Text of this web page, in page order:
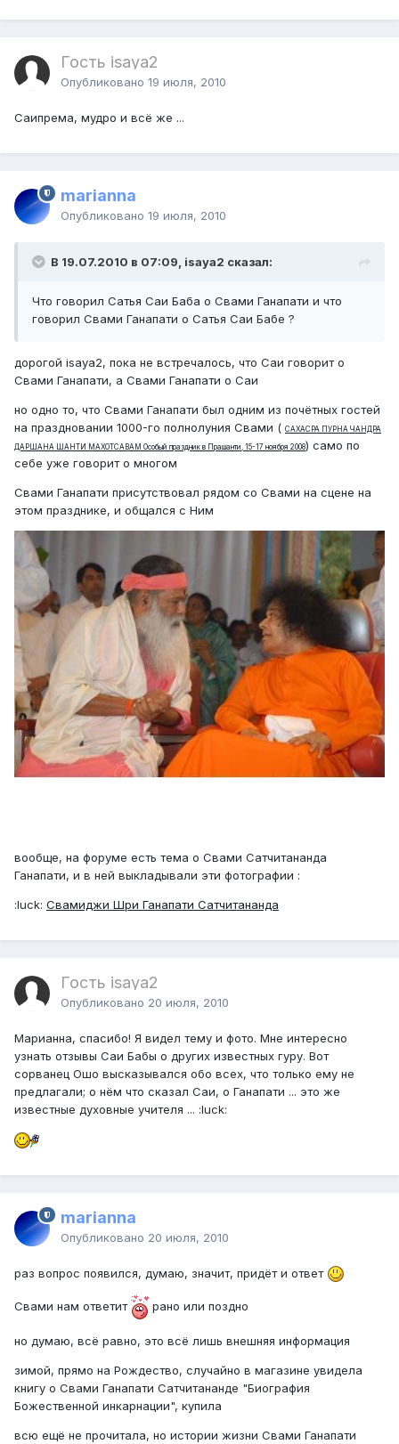
Гость isaya2
Опубликовано 19 июля, 2010
Саипрема, мудро и всё же ...
marianna
Опубликовано 19 июля, 2010
В 19.07.2010 в 07:09, isaya2 сказал:
Что говорил Сатья Саи Баба о Свами Ганапати и что
говорил Свами Ганапати о Сатья Саи Бабе ?
дорогой isaya2, пока не встречалось, что Саи говорит о
Свами Ганапати, а Свами Ганапати о Саи
но одно то, что Свами Ганапати был одним из почётных гостей
на праздновании 1000-го полнолуния Свами ( САХАСРА ПУРНА ЧАНДРА
ДАРШАНА ШАНТИ МАХОТСАВАМ Особый праздник в Прашанти, 15-17 ноября 2008) само по
себе уже говорит о многом
Свами Ганапати присутствовал рядом со Свами на сцене на
этом празднике, и общался с Ним
вообще, на форуме есть тема о Свами Сатчитананда
Ганапати, и в ней выкладывали эти фотографии :
:luck: Свамиджи Шри Ганапати Сатчитананда
Гость isaya2
Опубликовано 20 июля, 2010
Марианна, спасибо! Я видел тему и фото. Мне интересно
узнать отзывы Саи Бабы о других известных гуру. Вот
сорванец Ошо высказывался обо всех, что только ему не
предлагали; о нём что сказал Саи, о Ганапати ... это же
известные духовные учителя ... :luck:
marianna
Опубликовано 20 июля, 2010
раз вопрос появился, думаю, значит, придёт и ответ
Свами нам ответит рано или поздно
но думаю, всё равно, это всё лишь внешняя информация
зимой, прямо на Рождество, случайно в магазине увидела
книгу о Свами Ганапати Сатчитананде "Биография
Божественной инкарнации", купила
всю ещё не прочитала, но истории жизни Свами Ганапати